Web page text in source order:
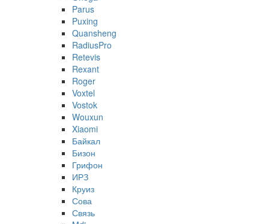
Parus
Puxing
Quansheng
RadiusPro
Retevis
Rexant
Roger
Voxtel
Vostok
Wouxun
Xiaomi
Байкал
Бизон
Грифон
ИРЗ
Круиз
Сова
Связь